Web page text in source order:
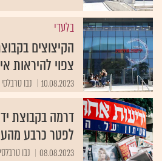
בלעדי
הקיצוצים
צפוי להיראות
10.08.2023 נבו טרבלסי
דרמה בקבוצת
לפטר כרבע
08.08.2023 נבו טרבלסי